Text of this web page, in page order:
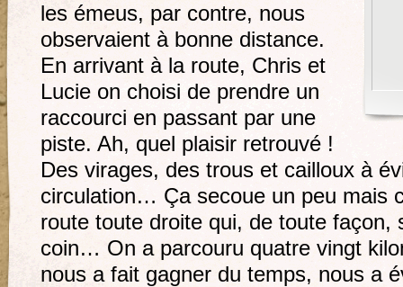
les émeus, par contre, nous
observaient à bonne distance.
En arrivant à la route, Chris et
Lucie on choisi de prendre un
raccourci en passant par une
piste. Ah, quel plaisir retrouvé !
Des virages, des trous et cailloux à
circulation… Ça secoue un peu mais
route toute droite qui, de toute façon,
coin… On a parcouru quatre vingt
nous a fait gagner du temps, nous a